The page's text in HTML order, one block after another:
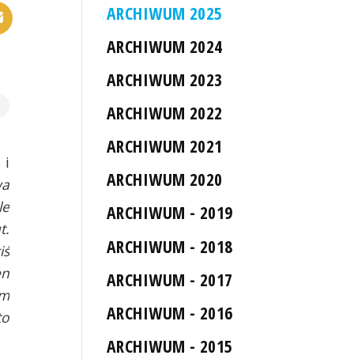
i
ARCHIWUM 2025
ARCHIWUM 2024
ARCHIWUM 2023
ARCHIWUM 2022
ARCHIWUM 2021
ARCHIWUM 2020
ARCHIWUM - 2019
ARCHIWUM - 2018
ARCHIWUM - 2017
ARCHIWUM - 2016
ARCHIWUM - 2015